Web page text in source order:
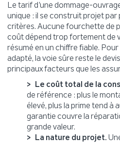
Le tarif d’une dommage-
unique : il se construit projet par
critères. Aucune fourchette de
coût dépend trop fortement de
résumé en un chiffre fiable.
adapté, la voie sûre reste le
principaux facteurs que les
Le coût total de la
de référence : plus le
élevé, plus la prime tend à
garantie couvre la
grande valeur.
La nature du projet.